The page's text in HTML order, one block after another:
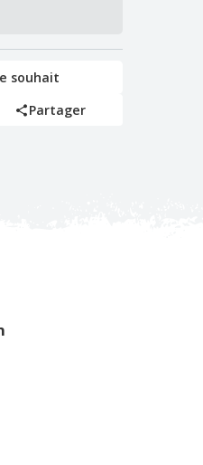
souhait
Partager